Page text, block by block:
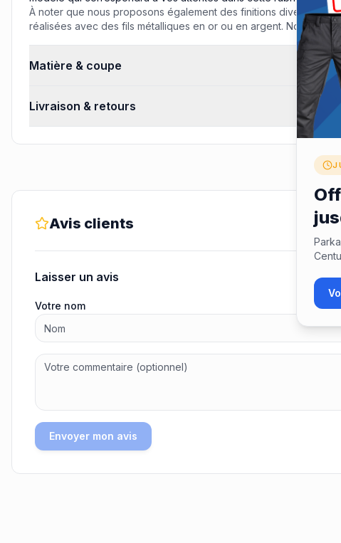
À noter que nous proposons également des finitions diverses
réalisées avec des fils métalliques en or ou en argent. Nous
Matière & coupe
Livraison & retours
Avis clients
Laisser un avis
Votre nom
Envoyer mon avis